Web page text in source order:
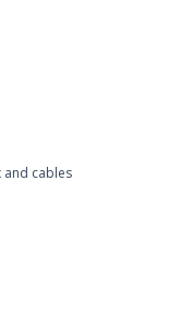
and cables